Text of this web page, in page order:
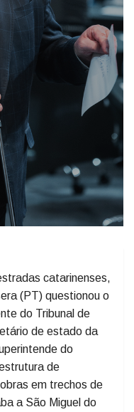
catarinenses,
(PT) questionou o
do Tribunal de
de estado da
do